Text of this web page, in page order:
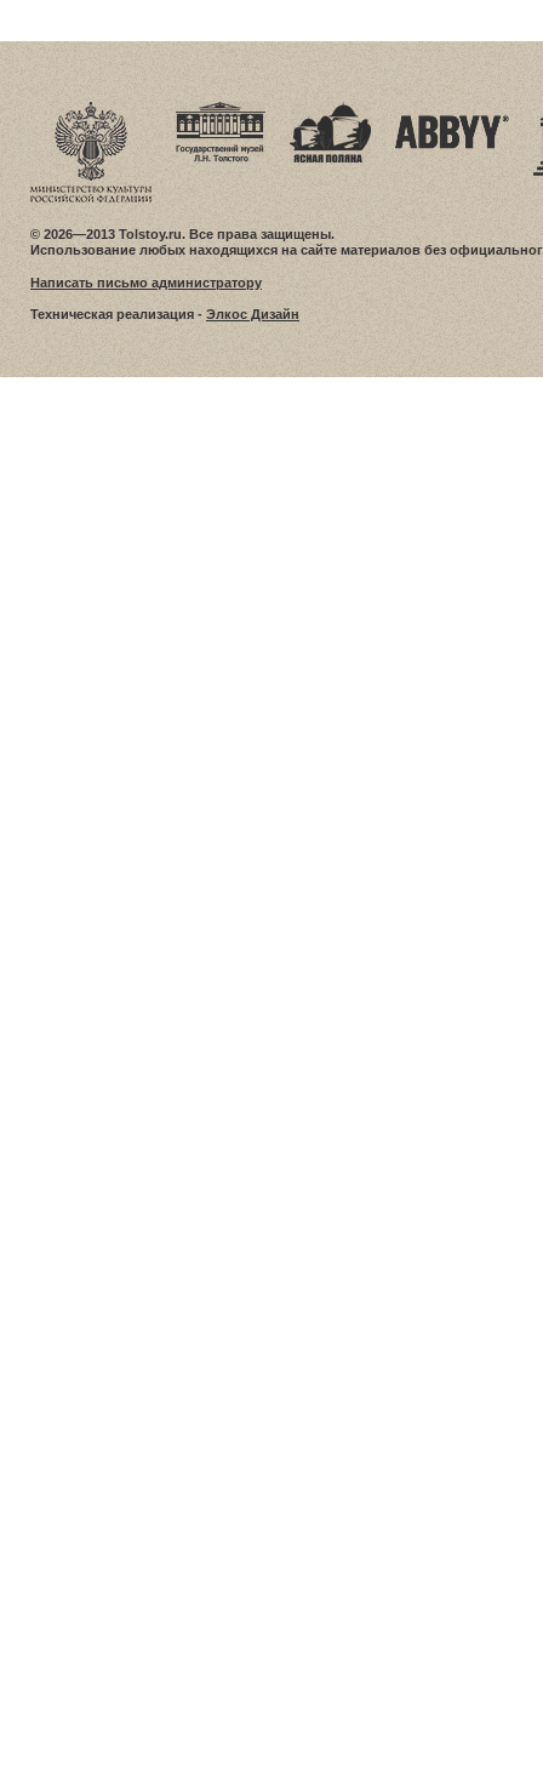
© 2026—2013 Tolstoy.ru. Все права защищены.
Использование любых находящихся на сайте материалов без
Написать письмо администратору
Техническая реализация - Элкос Дизайн